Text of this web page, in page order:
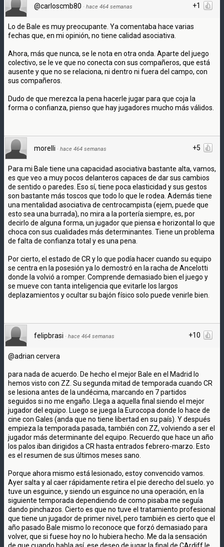
+1
@carloscmb80 · hace 464 semanas
Lo de Bale es muy preocupante. Ya comentaba hace varias
fechas que, en mi opinión, no tiene calidad asociativa.
Ahora, más que nunca, se le nota en otra onda. Aparte del juego
colectivo, se le ve que no conecta con sus compañeros, que está
ausente y que no se relaciona, ni dentro ni fuera del campo, con
sus compañeros.
Dudo de que merezca la pena hacerle jugar para que coja la
forma o confianza, pienso que hay jugadores mucho más válidos.
+5
morelli · hace 464 semanas
Para mi Bale tiene una capacidad asociativa bastante alta, vamos,
es que veo a muy pocos delanteros capaces de dar sus cambios
de sentido o paredes. Eso sí, tiene poca elasticidad y sus gestos
son bastante más toscos que todo lo que le rodea. Además tiene
una mentalidad asociativa de centrocampista (ejem, puede que
esto sea una burrada), no mira a la portería siempre, es, por
decirlo de alguna forma, un jugador que piensa e horizontal lo que
choca con sus cualidades más determinantes. Tiene un problema
de falta de confianza total y es una pena.
Por cierto, el estado de CR y lo que podía hacer cuando su equipo
se centra en la posesión ya lo demostró en la racha de Ancelotti
donde la volvió a romper. Comprende demasiado bien el juego y
se mueve con tanta inteligencia que evitarle los largos
deplazamientos y ocultar su bajón físico solo puede venirle bien.
+10
felipbrasi · hace 464 semanas
@adrian cervera
para nada de acuerdo. De hecho el mejor Bale en el Madrid lo
hemos visto con ZZ. Su segunda mitad de temporada cuando CR
se lesiona antes de la undécima, marcando en 7 partidos
seguidos si no me engaño. Llega a aquella final siendo el mejor
jugador del equipo. Luego se juega la Eurocopa donde lo hace de
cine con Gales (anda que no tiene libertad en su país). Y después
empieza la temporada pasada, también con ZZ, volviendo a ser el
jugador más determinante del equipo. Recuerdo que hace un año
los palos iban dirigidos a CR hasta entrados febrero-marzo. Esto
es el resumen de sus últimos meses sano.
Porque ahora mismo está lesionado, estoy convencido vamos.
Ayer salta y al caer rápidamente retira el pie derecho del suelo. yo
tuve un esguince, y siendo un esguince no una operación, en la
siguiente temporada dependiendo de como pisaba me seguía
dando pinchazos. Cierto es que no tuve el tratamiento profesional
que tiene un jugador de primer nivel, pero también es cierto que el
año pasado Bale mismo lo reconoce que forzó demasiado para
volver, que si fuese hoy no lo hubiera hecho. Me da la sensación